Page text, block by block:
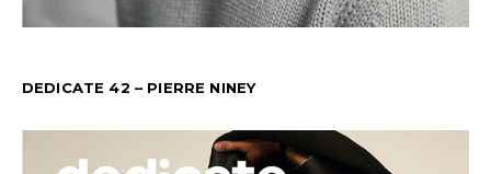
DEDICATE 42 – PIERRE NINEY